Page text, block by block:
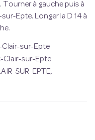
Tourner à gauche puis à
Epte. Longer la D 14 à
Clair-sur-Epte
Clair-sur-Epte
SUR-EPTE,